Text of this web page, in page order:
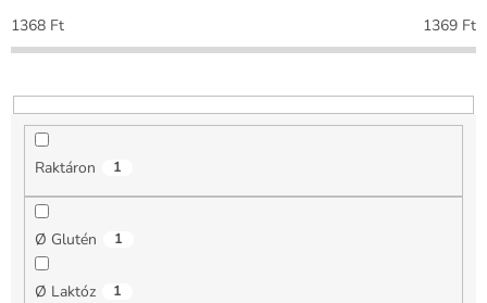
r
e
d
e
1368 Ft 1369 Ft
Raktáron 1
Ø Glutén 1
Ø Laktóz 1